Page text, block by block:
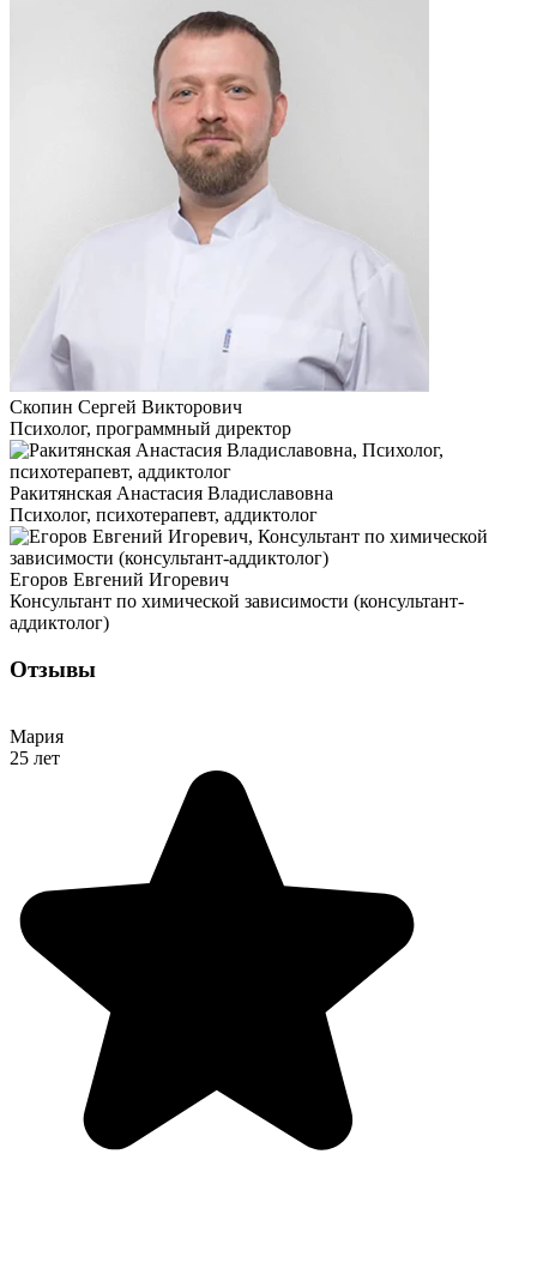
Скопин Сергей Викторович
Психолог, программный директор
Ракитянская Анастасия Владиславовна
Психолог, психотерапевт, аддиктолог
Егоров Евгений Игоревич
Консультант по химической зависимости (консультант-
аддиктолог)
Отзывы
Мария
25 лет